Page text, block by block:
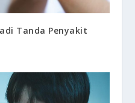
Tanda Penyakit